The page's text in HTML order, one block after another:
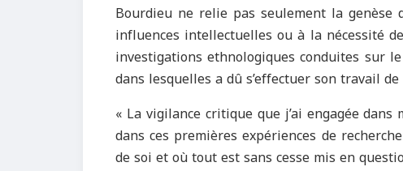
Bourdieu ne relie pas seulement la genèse
influences intellectuelles ou à la nécessité
investigations ethnologiques conduites sur
dans lesquelles a dû s’effectuer son travail de
« La vigilance critique que j’ai engagée
dans ces premières expériences de
de soi et où tout est sans cesse mis en